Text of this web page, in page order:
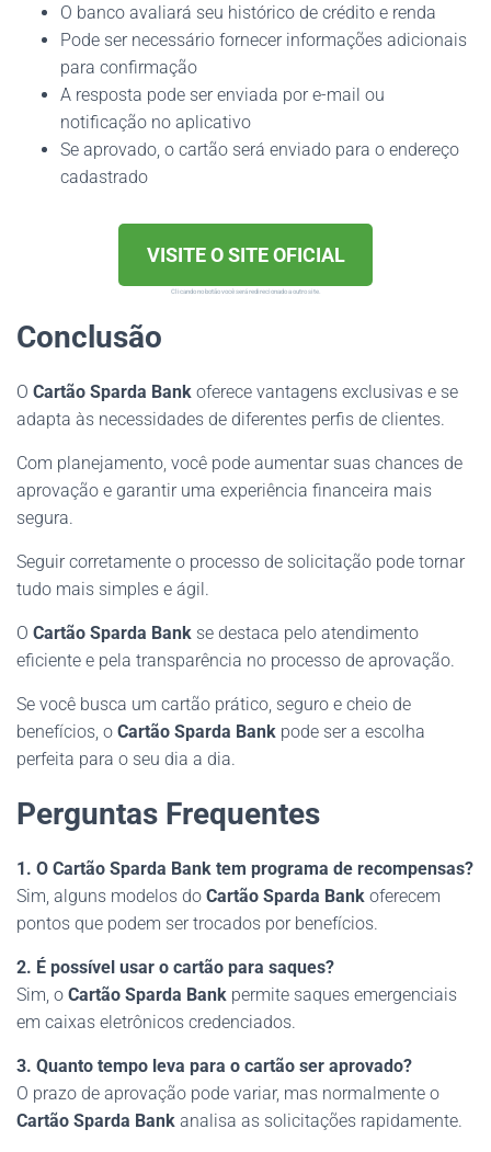
O banco avaliará seu histórico de crédito e renda
Pode ser necessário fornecer informações adicionais
para confirmação
A resposta pode ser enviada por e-mail ou
notificação no aplicativo
Se aprovado, o cartão será enviado para o endereço
cadastrado
VISITE O SITE OFICIAL
Clicando no botão você será redirecionado a outro site.
Conclusão
O Cartão Sparda Bank oferece vantagens exclusivas e se
adapta às necessidades de diferentes perfis de clientes.
Com planejamento, você pode aumentar suas chances de
aprovação e garantir uma experiência financeira mais
segura.
Seguir corretamente o processo de solicitação pode tornar
tudo mais simples e ágil.
O Cartão Sparda Bank se destaca pelo atendimento
eficiente e pela transparência no processo de aprovação.
Se você busca um cartão prático, seguro e cheio de
benefícios, o Cartão Sparda Bank pode ser a escolha
perfeita para o seu dia a dia.
Perguntas Frequentes
1. O Cartão Sparda Bank tem programa de recompensas?
Sim, alguns modelos do Cartão Sparda Bank oferecem
pontos que podem ser trocados por benefícios.
2. É possível usar o cartão para saques?
Sim, o Cartão Sparda Bank permite saques emergenciais
em caixas eletrônicos credenciados.
3. Quanto tempo leva para o cartão ser aprovado?
O prazo de aprovação pode variar, mas normalmente o
Cartão Sparda Bank analisa as solicitações rapidamente.